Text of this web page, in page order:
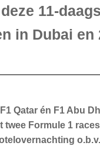
11-
in Dubai en
Qatar én F1 Abu
twee Formule 1